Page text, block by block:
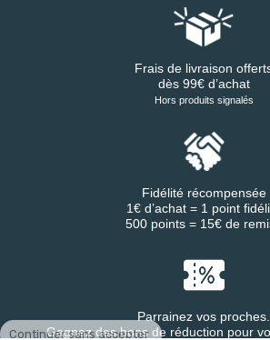
Continuer sans accepter
Frais de livraison
dès 99€ d’achat
Hors produits signalés
Fidélité récompensée
1€ d’achat = 1 point
500 points = 15€ de
Parrainez vos proches.
Gagnez des bons de réduction pour